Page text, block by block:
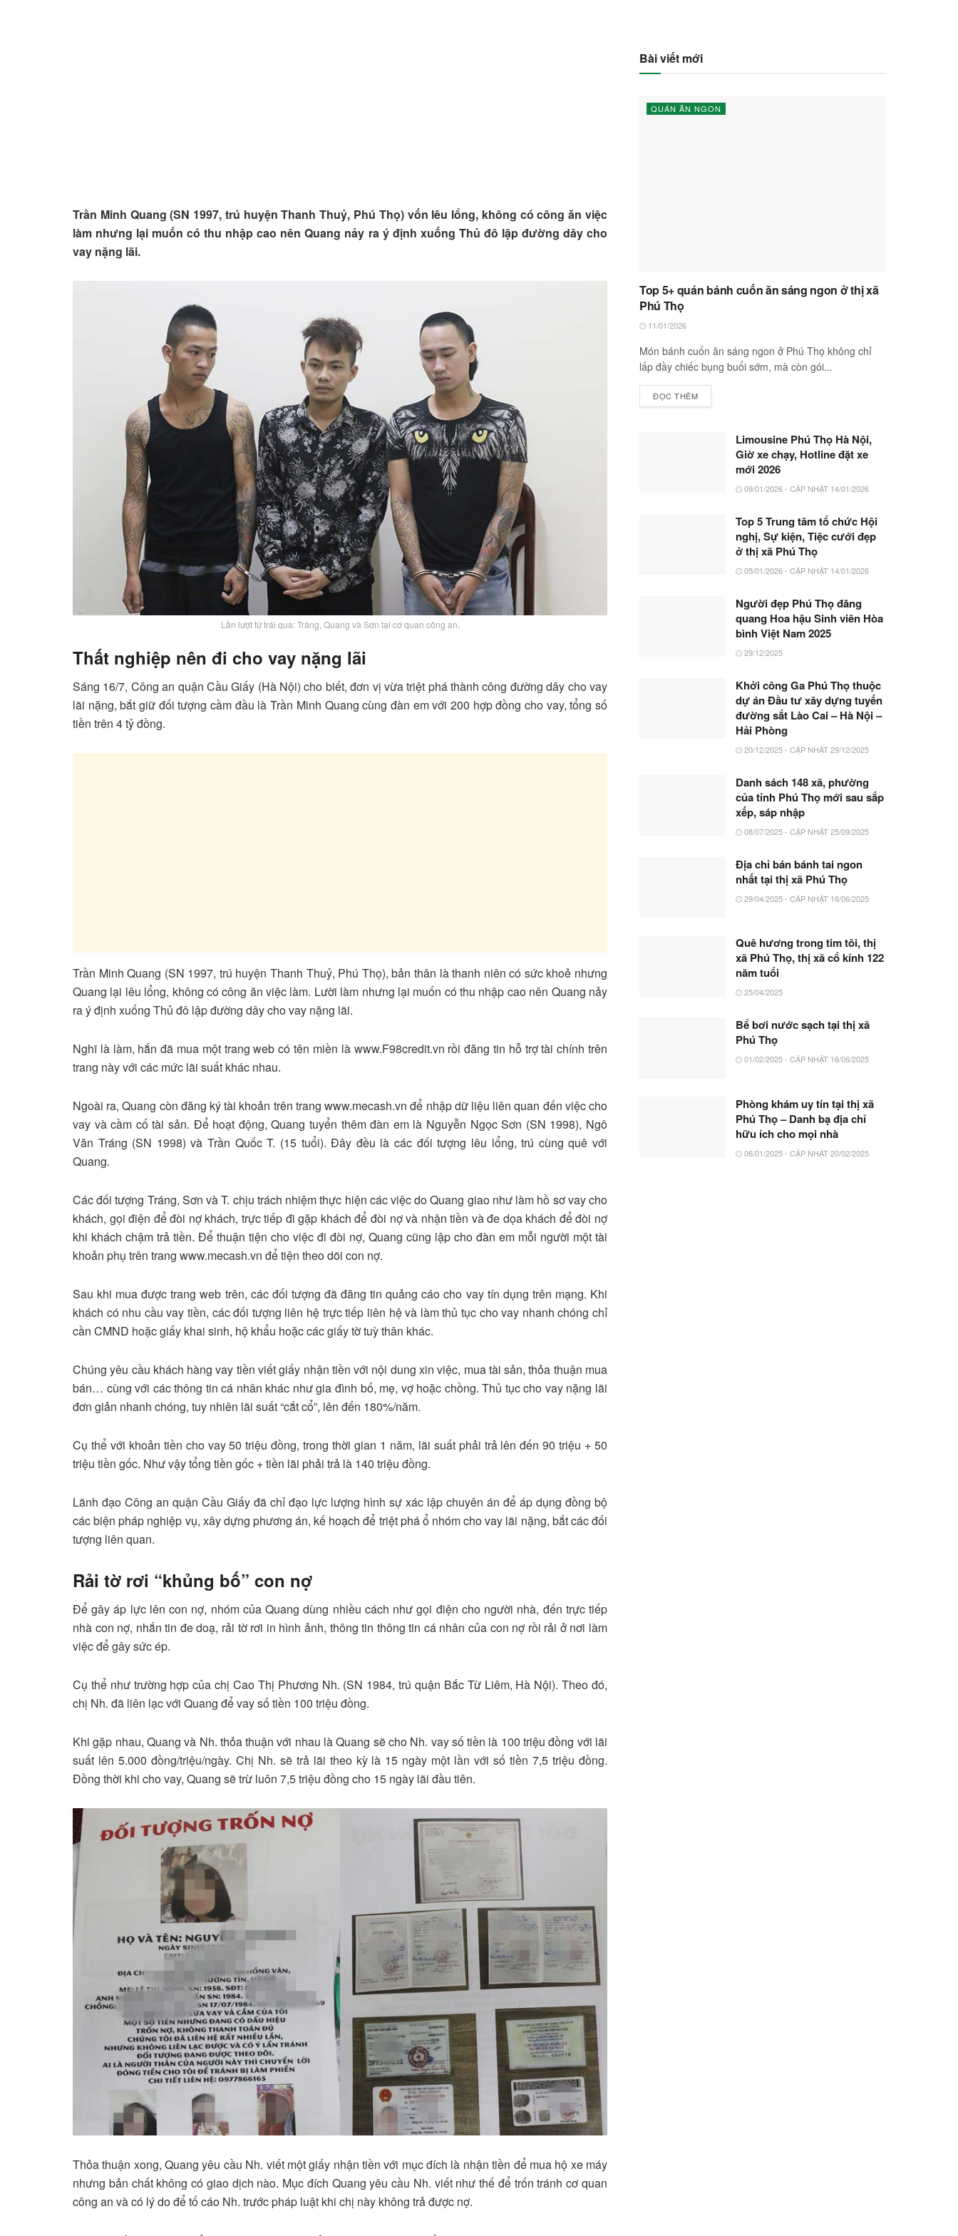
Trần Minh Quang (SN 1997, trú huyện Thanh Thuỷ, Phú Thọ) vốn lêu lổng, không có công ăn việc
làm nhưng lại muốn có thu nhập cao nên Quang nảy ra ý định xuống Thủ đô lập đường dây cho
vay nặng lãi.
Lần lượt từ trái qua: Tráng, Quang và Sơn tại cơ quan công an.
Thất nghiệp nên đi cho vay nặng lãi
Sáng 16/7, Công an quận Cầu Giấy (Hà Nội) cho biết, đơn vị vừa triệt phá thành công đường dây cho vay
lãi nặng, bắt giữ đối tượng cầm đầu là Trần Minh Quang cùng đàn em với 200 hợp đồng cho vay, tổng số
tiền trên 4 tỷ đồng.
Trần Minh Quang (SN 1997, trú huyện Thanh Thuỷ, Phú Thọ), bản thân là thanh niên có sức khoẻ nhưng
Quang lại lêu lổng, không có công ăn việc làm. Lười làm nhưng lại muốn có thu nhập cao nên Quang nảy
ra ý định xuống Thủ đô lập đường dây cho vay nặng lãi.
Nghĩ là làm, hắn đã mua một trang web có tên miền là www.F98credit.vn rồi đăng tin hỗ trợ tài chính trên
trang này với các mức lãi suất khác nhau.
Ngoài ra, Quang còn đăng ký tài khoản trên trang www.mecash.vn để nhập dữ liệu liên quan đến việc cho
vay và cầm cố tài sản. Để hoạt động, Quang tuyển thêm đàn em là Nguyễn Ngọc Sơn (SN 1998), Ngô
Văn Tráng (SN 1998) và Trần Quốc T. (15 tuổi). Đây đều là các đối tượng lêu lổng, trú cùng quê với
Quang.
Các đối tượng Tráng, Sơn và T. chịu trách nhiệm thực hiện các việc do Quang giao như làm hồ sơ vay cho
khách, gọi điện để đòi nợ khách, trực tiếp đi gặp khách để đòi nợ và nhận tiền và đe dọa khách để đòi nợ
khi khách chậm trả tiền. Để thuận tiện cho việc đi đòi nợ, Quang cũng lập cho đàn em mỗi người một tài
khoản phụ trên trang www.mecash.vn để tiện theo dõi con nợ.
Sau khi mua được trang web trên, các đối tượng đã đăng tin quảng cáo cho vay tín dụng trên mạng. Khi
khách có nhu cầu vay tiền, các đối tượng liên hệ trực tiếp liên hệ và làm thủ tục cho vay nhanh chóng chỉ
cần CMND hoặc giấy khai sinh, hộ khẩu hoặc các giấy tờ tuỳ thân khác.
Chúng yêu cầu khách hàng vay tiền viết giấy nhận tiền với nội dung xin việc, mua tài sản, thỏa thuận mua
bán… cùng với các thông tin cá nhân khác như gia đình bố, mẹ, vợ hoặc chồng. Thủ tục cho vay nặng lãi
đơn giản nhanh chóng, tuy nhiên lãi suất “cắt cổ”, lên đến 180%/năm.
Cụ thể với khoản tiền cho vay 50 triệu đồng, trong thời gian 1 năm, lãi suất phải trả lên đến 90 triệu + 50
triệu tiền gốc. Như vậy tổng tiền gốc + tiền lãi phải trả là 140 triệu đồng.
Lãnh đạo Công an quận Cầu Giấy đã chỉ đạo lực lượng hình sự xác lập chuyên án để áp dụng đồng bộ
các biện pháp nghiệp vụ, xây dựng phương án, kế hoạch để triệt phá ổ nhóm cho vay lãi nặng, bắt các đối
tượng liên quan.
Rải tờ rơi “khủng bố” con nợ
Để gây áp lực lên con nợ, nhóm của Quang dùng nhiều cách như gọi điện cho người nhà, đến trực tiếp
nhà con nợ, nhắn tin đe doạ, rải tờ rơi in hình ảnh, thông tin thông tin cá nhân của con nợ rồi rải ở nơi làm
việc để gây sức ép.
Cụ thể như trường hợp của chị Cao Thị Phương Nh. (SN 1984, trú quận Bắc Từ Liêm, Hà Nội). Theo đó,
chị Nh. đã liên lạc với Quang để vay số tiền 100 triệu đồng.
Khi gặp nhau, Quang và Nh. thỏa thuận với nhau là Quang sẽ cho Nh. vay số tiền là 100 triệu đồng với lãi
suất lên 5.000 đồng/triệu/ngày. Chị Nh. sẽ trả lãi theo kỳ là 15 ngày một lần với số tiền 7,5 triệu đồng.
Đồng thời khi cho vay, Quang sẽ trừ luôn 7,5 triệu đồng cho 15 ngày lãi đầu tiên.
Thỏa thuận xong, Quang yêu cầu Nh. viết một giấy nhận tiền với mục đích là nhận tiền để mua hộ xe máy
nhưng bản chất không có giao dịch nào. Mục đích Quang yêu cầu Nh. viết như thế để trốn tránh cơ quan
công an và có lý do để tố cáo Nh. trước pháp luật khi chị này không trả được nợ.
Bài viết mới
QUÁN ĂN NGON
Top 5+ quán bánh cuốn ăn sáng ngon ở thị xã
Phú Thọ
11/01/2026
Món bánh cuốn ăn sáng ngon ở Phú Thọ không chỉ
lấp đầy chiếc bụng buổi sớm, mà còn gói...
ĐỌC THÊM
Limousine Phú Thọ Hà Nội,
Giờ xe chạy, Hotline đặt xe
mới 2026
09/01/2026 - CẬP NHẬT 14/01/2026
Top 5 Trung tâm tổ chức Hội
nghị, Sự kiện, Tiệc cưới đẹp
ở thị xã Phú Thọ
05/01/2026 - CẬP NHẬT 14/01/2026
Người đẹp Phú Thọ đăng
quang Hoa hậu Sinh viên Hòa
bình Việt Nam 2025
29/12/2025
Khởi công Ga Phú Thọ thuộc
dự án Đầu tư xây dựng tuyến
đường sắt Lào Cai – Hà Nội –
Hải Phòng
20/12/2025 - CẬP NHẬT 29/12/2025
Danh sách 148 xã, phường
của tỉnh Phú Thọ mới sau sắp
xếp, sáp nhập
08/07/2025 - CẬP NHẬT 25/09/2025
Địa chỉ bán bánh tai ngon
nhất tại thị xã Phú Thọ
29/04/2025 - CẬP NHẬT 16/06/2025
Quê hương trong tim tôi, thị
xã Phú Thọ, thị xã cổ kính 122
năm tuổi
25/04/2025
Bể bơi nước sạch tại thị xã
Phú Thọ
01/02/2025 - CẬP NHẬT 16/06/2025
Phòng khám uy tín tại thị xã
Phú Thọ – Danh bạ địa chỉ
hữu ích cho mọi nhà
06/01/2025 - CẬP NHẬT 20/02/2025